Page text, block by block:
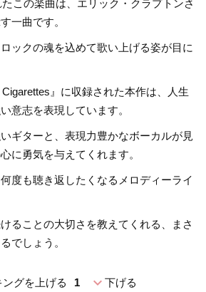
この楽曲は、エリック・クラプトンさ
一曲です。
ックの魂を込めて歌い上げる姿が目に
』に収録された本作は、人生
意志を表現しています。
ギターと、表現力豊かなボーカルが見
に勇気を与えてくれます。
度も聴き返したくなるメロディーライ
ることの大切さを教えてくれる、まさ
でしょう。
ングを上げる 1 expand_more下げる